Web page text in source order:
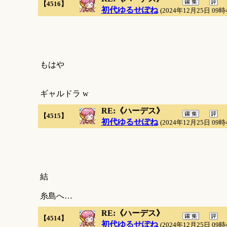
【4516】
初代ゆるせぽね (2024年12月25日 09時
もはや
ギャルドラ w
【4515】
RE:《ハーデス》
初代ゆるせぽね (2024年12月25日 09時
結
糸島へ…
【4514】
RE:《ハーデス》
初代ゆるせぽね (2024年12月25日 09時